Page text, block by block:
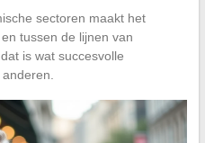
sectoren maakt het
tussen de lijnen van
is wat succesvolle